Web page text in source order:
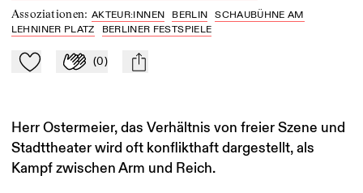
Assoziationen:AKTEUR:INNEN BERLIN
SCHAUBÜHNE AM
LEHNINER PLATZ
BERLINER FESTSPIELE
Zu Mein-TdZ hinzufügen
Applaudieren
(0) mail
Herr Ostermeier, das Verhältnis von freier Szene und
Stadttheater wird oft konflikthaft dargestellt, als
Kampf zwischen Arm und Reich.